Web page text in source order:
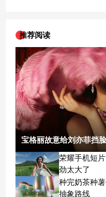
推荐阅读
宝格丽故意给刘亦菲挡
荣耀手机短
劲太大了
种完奶茶种
抽象路线